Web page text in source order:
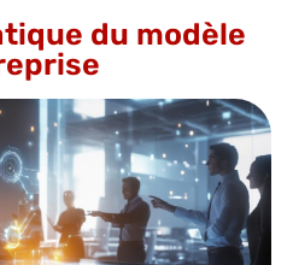
du modèle